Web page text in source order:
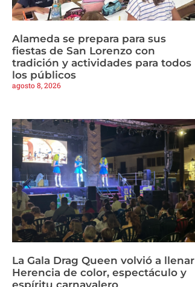
Alameda se prepara para sus
fiestas de San Lorenzo con
tradición y actividades para todos
los públicos
agosto 8, 2026
La Gala Drag Queen volvió a llenar
Herencia de color, espectáculo y
espíritu carnavalero